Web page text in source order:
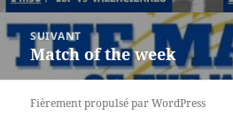
SUIVANT
Article
suivant :
Match of the week
Fièrement propulsé par WordPress